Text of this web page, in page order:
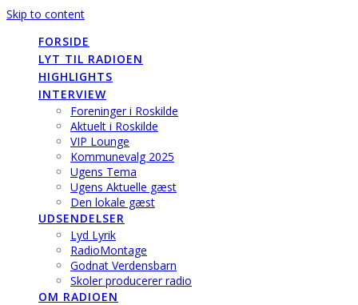
Skip to content
FORSIDE
LYT TIL RADIOEN
HIGHLIGHTS
INTERVIEW
Foreninger i Roskilde
Aktuelt i Roskilde
VIP Lounge
Kommunevalg 2025
Ugens Tema
Ugens Aktuelle gæst
Den lokale gæst
UDSENDELSER
Lyd Lyrik
RadioMontage
Godnat Verdensbarn
Skoler producerer radio
OM RADIOEN